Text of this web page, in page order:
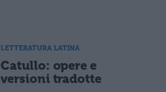
LETTERATURA LATINA
Catullo: opere e
versioni tradotte